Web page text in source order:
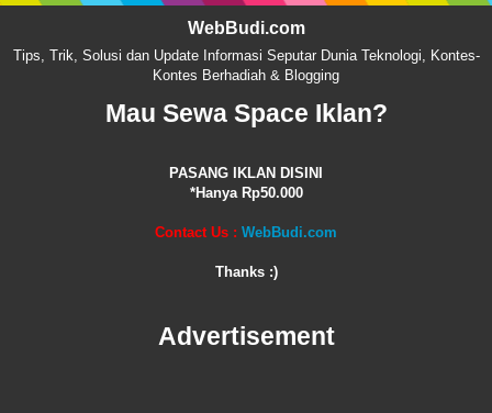
WebBudi.com
Tips, Trik, Solusi dan Update Informasi Seputar Dunia Teknologi, Kontes-
Kontes Berhadiah & Blogging
Mau Sewa Space Iklan?
PASANG IKLAN DISINI
*Hanya Rp50.000
Contact Us : WebBudi.com
Thanks :)
Advertisement